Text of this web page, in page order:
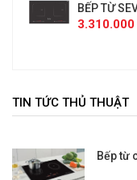
BẾP TỪ
3.310.000
TIN TỨC THỦ THUẬT
Bếp từ